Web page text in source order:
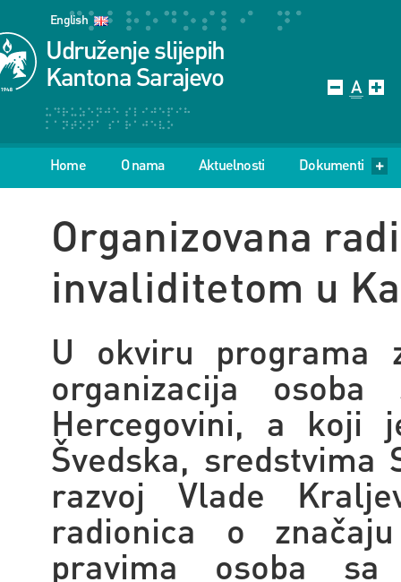
English
Udruženje slijepih
Kantona Sarajevo
Home O nama Aktuelnosti Dokumenti
Organizovana
invaliditetom u
U okviru programa
organizacija
Hercegovini, a koji
Švedska, sredstvima
razvoj Vlade
radionica o
pravima osoba sa